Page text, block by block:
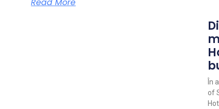
În
of